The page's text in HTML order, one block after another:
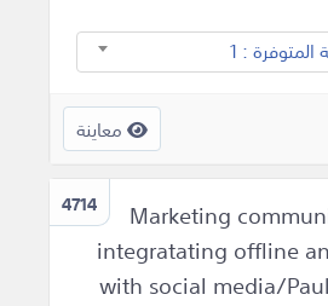
: 1
معاينة
4714
Marketing
integratating offline
with social media/